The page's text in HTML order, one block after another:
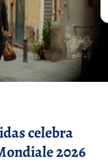
celebra
2026